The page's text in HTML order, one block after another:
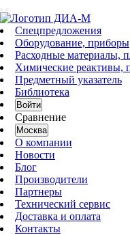
Спецпредложения
Оборудование, приборы
Расходные материалы,
Химические реактивы,
Предметный указатель
Библиотека
Войти
Сравнение
Москва
О компании
Новости
Блог
Производители
Партнеры
Технический сервис
Доставка и оплата
Контакты